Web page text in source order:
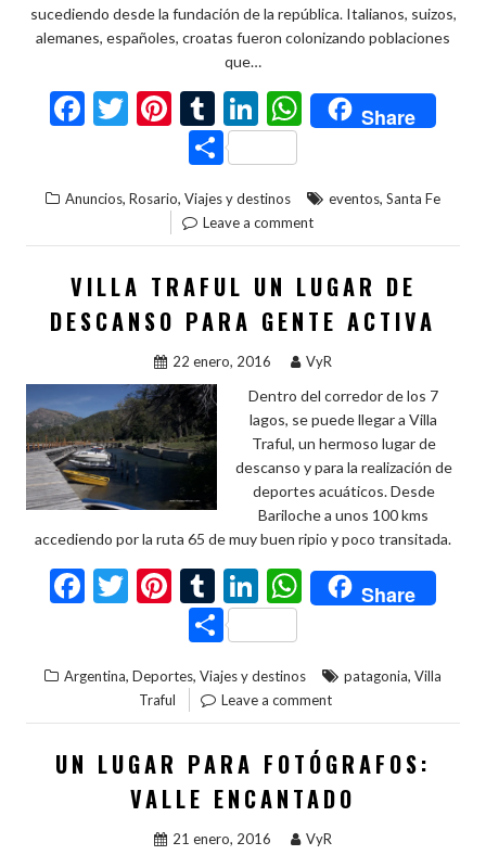
sucediendo desde la fundación de la república. Italianos, suizos,
alemanes, españoles, croatas fueron colonizando poblaciones
que…
F
b
o
o
k
T
er
Pi
nt
er
es
t
T
u
m
bl
r
Li
n
ke
dI
n
W
h
s
A
p
p
Share
C
m
p
ar
ti
r
Anuncios, Rosario, Viajes y destinos eventos, Santa Fe
Leave a comment
VILLA TRAFUL UN LUGAR DE
DESCANSO PARA GENTE ACTIVA
22 enero, 2016 VyR
Dentro del corredor de los 7
lagos, se puede llegar a Villa
Traful, un hermoso lugar de
descanso y para la realización de
deportes acuáticos. Desde
Bariloche a unos 100 kms
accediendo por la ruta 65 de muy buen ripio y poco transitada.
F
b
o
o
T
er
Pi
nt
er
es
t
T
u
m
bl
r
Li
n
ke
dI
n
W
h
s
A
p
p
Share
C
m
p
ar
ti
r
Argentina, Deportes, Viajes y destinos patagonia, Villa
Traful
Leave a comment
UN LUGAR PARA FOTÓGRAFOS:
VALLE ENCANTADO
21 enero, 2016 VyR